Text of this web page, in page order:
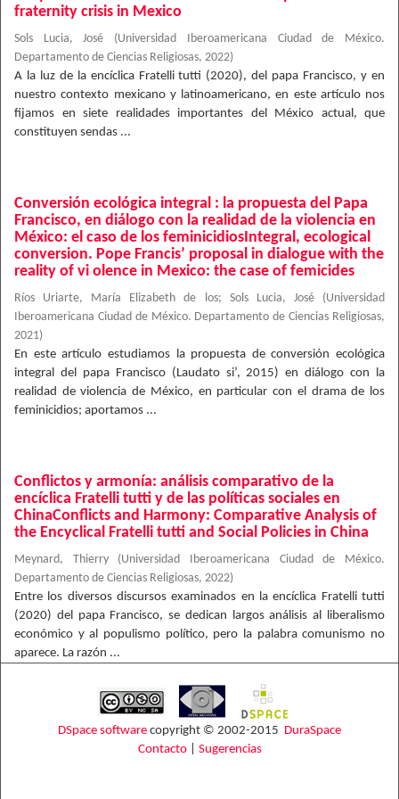
fraternity crisis in Mexico
Sols Lucia, José (Universidad Iberoamericana Ciudad de México.
Departamento de Ciencias Religiosas, 2022)
A la luz de la encíclica Fratelli tutti (2020), del papa Francisco, y en
nuestro contexto mexicano y latinoamericano, en este artículo nos
fijamos en siete realidades importantes del México actual, que
constituyen sendas ...
Conversión ecológica integral : la propuesta del Papa
Francisco, en diálogo con la realidad de la violencia en
México: el caso de los feminicidiosIntegral, ecological
conversion. Pope Francis’ proposal in dialogue with the
reality of vi olence in Mexico: the case of femicides
Ríos Uriarte, María Elizabeth de los; Sols Lucia, José (Universidad
Iberoamericana Ciudad de México. Departamento de Ciencias Religiosas,
2021)
En este artículo estudiamos la propuesta de conversión ecológica
integral del papa Francisco (Laudato si’, 2015) en diálogo con la
realidad de violencia de México, en particular con el drama de los
feminicidios; aportamos ...
Conflictos y armonía: análisis comparativo de la
encíclica Fratelli tutti y de las políticas sociales en
ChinaConflicts and Harmony: Comparative Analysis of
the Encyclical Fratelli tutti and Social Policies in China
Meynard, Thierry (Universidad Iberoamericana Ciudad de México.
Departamento de Ciencias Religiosas, 2022)
Entre los diversos discursos examinados en la encíclica Fratelli tutti
(2020) del papa Francisco, se dedican largos análisis al liberalismo
económico y al populismo político, pero la palabra comunismo no
aparece. La razón ...
DSpace software copyright © 2002-2015 DuraSpace
Contacto| Sugerencias